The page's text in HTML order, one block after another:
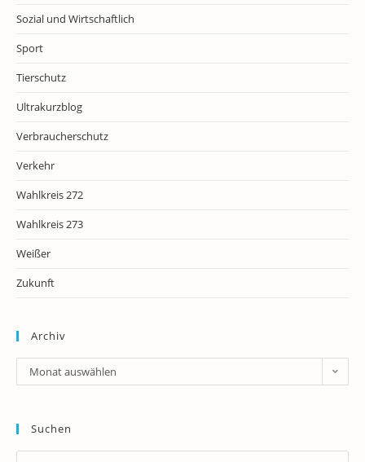
Sozial und Wirtschaftlich
Sport
Tierschutz
Ultrakurzblog
Verbraucherschutz
Verkehr
Wahlkreis 272
Wahlkreis 273
Weißer
Zukunft
Archiv
Archiv
Monat auswählen
Suchen